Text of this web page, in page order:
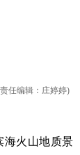
任编辑：庄婷婷)
海火山地质景